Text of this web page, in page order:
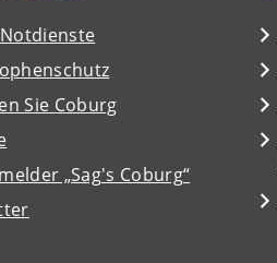
Sie Coburg
„Sag's Coburg“